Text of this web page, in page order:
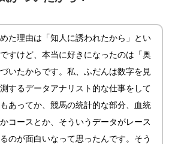
た理由は「知人に誘われたから」とい
すけど、本当に好きになったのは「奥
いたからです。私、ふだんは数字を見
するデータアナリスト的な仕事をして
あってか、競馬の統計的な部分、血統
コースとか、そういうデータがレース
のが面白いなって思ったんです。そう